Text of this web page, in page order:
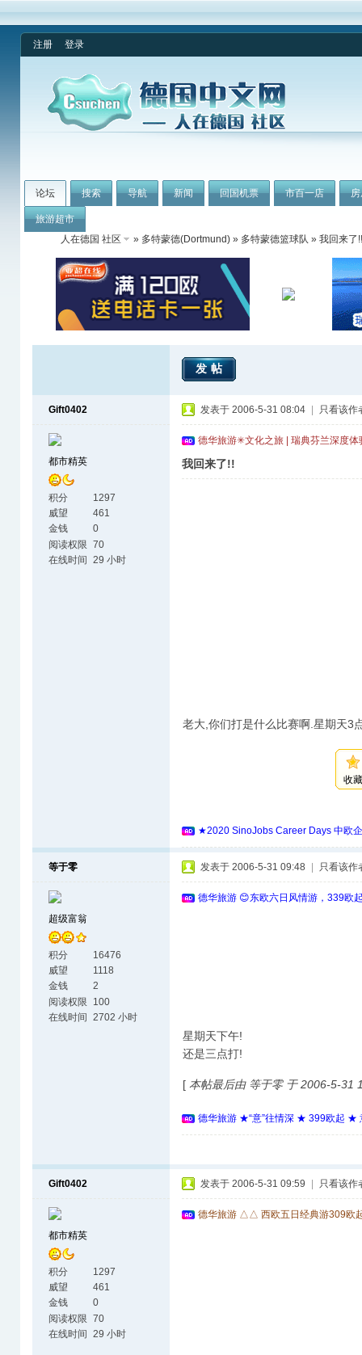
注册 登录
论坛 搜索 导航 新闻 回国机票 市百一店
旅游超市
人在德国 社区
» 多特蒙德(Dortmund) » 多特蒙德篮球队 » 我回来了!!
发帖
Gift0402
都市精英
积分
1297
威望
461
金钱
0
阅读权限 70
在线时间 29 小时
发表于 2006-5-31 08:04 只看该作
德华旅游✳文化之旅 | 瑞典芬兰深度
我回来了!!
老大,你们打是什么比赛啊.星期天3
收
★2020 SinoJobs Career Days 中欧
等于零
超级富翁
积分
16476
威望
1118
金钱
2
阅读权限
100
在线时间 2702 小时
发表于 2006-5-31 09:48 只看该作
德华旅游 😊东欧六日风情游，339欧
星期天下午!
还是三点打!
[ 本帖最后由 等于零 于 2006-5-31
德华旅游 ★“意”往情深 ★ 399欧起 ★
Gift0402
都市精英
积分
1297
威望
461
金钱
0
阅读权限 70
在线时间 29 小时
发表于 2006-5-31 09:59 只看该作
德华旅游 △△ 西欧五日经典游309欧